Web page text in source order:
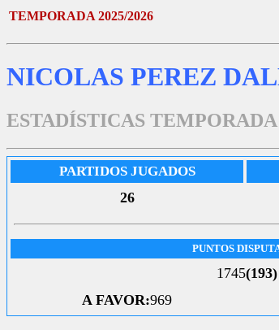
TEMPORADA 2025/2026
NICOLAS PEREZ
ESTADÍSTICAS TEMPORADA
PARTIDOS JUGADOS
26
PUNTOS
1745(193)
A FAVOR:969